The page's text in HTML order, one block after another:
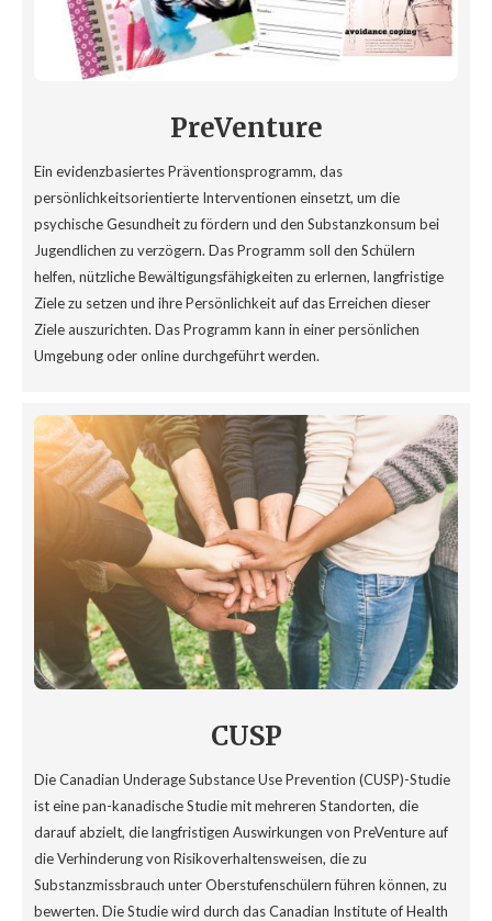
PreVenture
Ein evidenzbasiertes Präventionsprogramm, das
persönlichkeitsorientierte Interventionen einsetzt, um die
psychische Gesundheit zu fördern und den Substanzkonsum bei
Jugendlichen zu verzögern. Das Programm soll den Schülern
helfen, nützliche Bewältigungsfähigkeiten zu erlernen, langfristige
Ziele zu setzen und ihre Persönlichkeit auf das Erreichen dieser
Ziele auszurichten. Das Programm kann in einer persönlichen
Umgebung oder online durchgeführt werden.
CUSP
Die Canadian Underage Substance Use Prevention (CUSP)-Studie
ist eine pan-kanadische Studie mit mehreren Standorten, die
darauf abzielt, die langfristigen Auswirkungen von PreVenture auf
die Verhinderung von Risikoverhaltensweisen, die zu
Substanzmissbrauch unter Oberstufenschülern führen können, zu
bewerten. Die Studie wird durch das Canadian Institute of Health